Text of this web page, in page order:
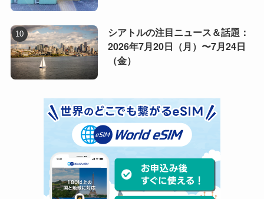
シアトルの注目ニュース＆話題：
2026年7月20日（月）〜7月24日
（金）